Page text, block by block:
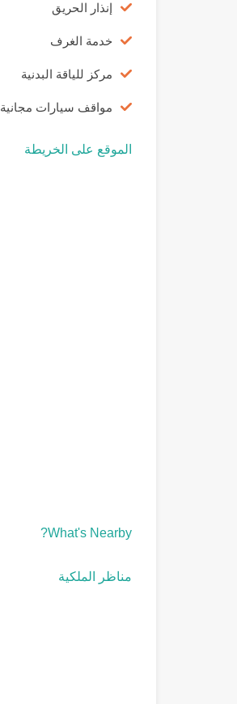
إنذار الحريق
خدمة الغرف
مركز للياقة البدنية
مواقف سيارات مجانية
الموقع على الخريطة
What's Nearby?
مناظر الملكية